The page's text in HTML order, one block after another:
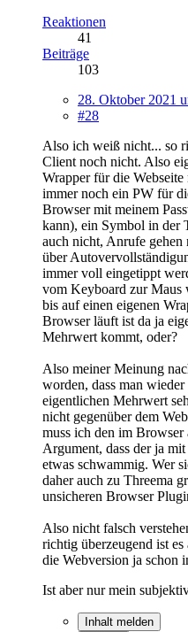
Reaktionen
41
Beiträge
103
28. Oktober 2021
#28
Also ich weiß nicht... so
Client noch nicht. Also
Wrapper für die
immer noch ein PW für
Browser mit meinem
kann), ein Symbol in der
auch nicht, Anrufe
über
immer voll eingetippt
vom Keyboard zur Maus
bis auf einen eigenen
Browser läuft ist da ja
Mehrwert kommt, oder?
Also meiner Meinung
worden, dass man
eigentlichen Mehrwert
nicht gegenüber dem
muss ich den im
Argument, dass der ja
etwas schwammig. Wer
daher auch zu Threema
unsicheren Browser
Also nicht falsch
richtig überzeugend ist
die Webversion ja schon
Ist aber nur mein
Inhalt melden